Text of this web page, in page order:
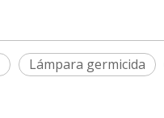
Lámpara germicida